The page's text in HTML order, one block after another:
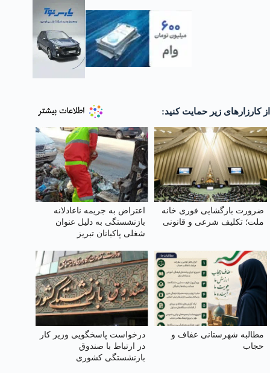
از کارزارهای زیر حمایت کنید:
ضرورت بازگشایی فوری خانه
ملت؛ تکلیف شرعی و قانونی
اعتراض به جریمه ناعادلانه
بازنشستگی به دلیل عنوان
شغلی پاکبانان تبریز
مطالبه شهرستانی عفاف و
حجاب
درخواست پاسخگویی وزیر کار
در ارتباط با صندوق
بازنشستگی کشوری